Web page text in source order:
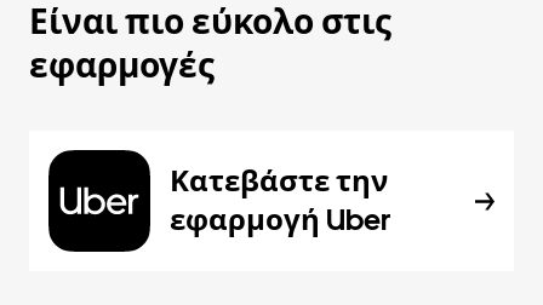
Είναι πιο εύκολο στις
εφαρμογές
Κατεβάστε την
εφαρμογή Uber